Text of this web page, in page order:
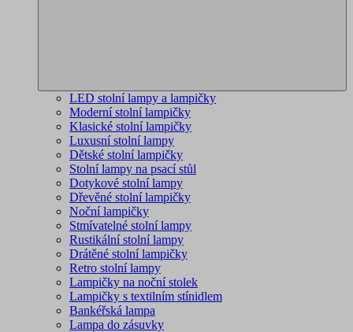
LED stolní lampy a lampičky
Moderní stolní lampičky
Klasické stolní lampičky
Luxusní stolní lampy
Dětské stolní lampičky
Stolní lampy na psací stůl
Dotykové stolní lampy
Dřevěné stolní lampičky
Noční lampičky
Stmívatelné stolní lampy
Rustikální stolní lampy
Drátěné stolní lampičky
Retro stolní lampy
Lampičky na noční stolek
Lampičky s textilním stínidlem
Bankéřská lampa
Lampa do zásuvky